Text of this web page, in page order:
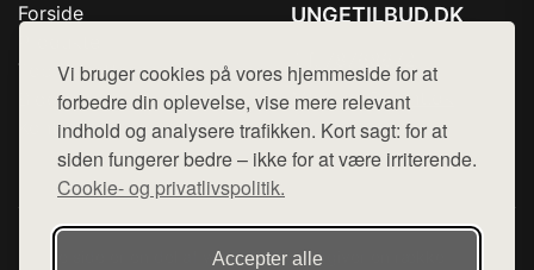
Vi bruger cookies på vores hjemmeside for at
forbedre din oplevelse, vise mere relevant
indhold og analysere trafikken. Kort sagt: for at
siden fungerer bedre – ikke for at være irriterende.
Cookie- og privatlivspolitik.
Accepter alle
Forside
Top Rabatter
Blog
Kontakt
UNGETILBUD.DK
Mail: hej@want.dk
Cookie- og privatlivspolitik
Denne side er en del af want.dk, der udgiver en række